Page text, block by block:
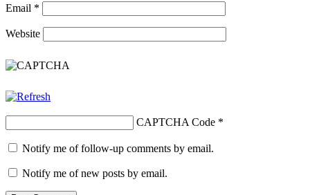
Email *
Website
CAPTCHA Code *
Notify me of follow-up comments by email.
Notify me of new posts by email.